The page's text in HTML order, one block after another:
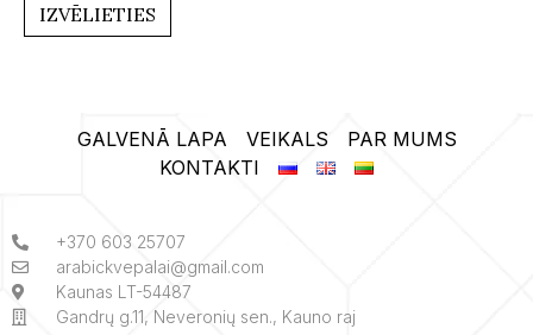
IZVĒLIETIES
GALVENĀ LAPA VEIKALS
PAR MUMS
KONTAKTI
+370 603 25707
arabickvepalai@gmail.com
Kaunas LT-54487
Gandrų g.11, Neveronių sen., Kauno raj